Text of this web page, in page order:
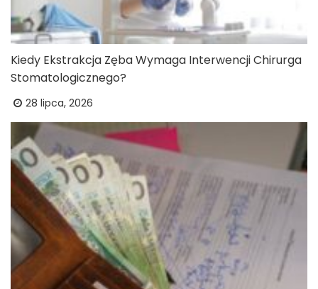
Kiedy Ekstrakcja Zęba Wymaga Interwencji Chirurga
Stomatologicznego?
28 lipca, 2026